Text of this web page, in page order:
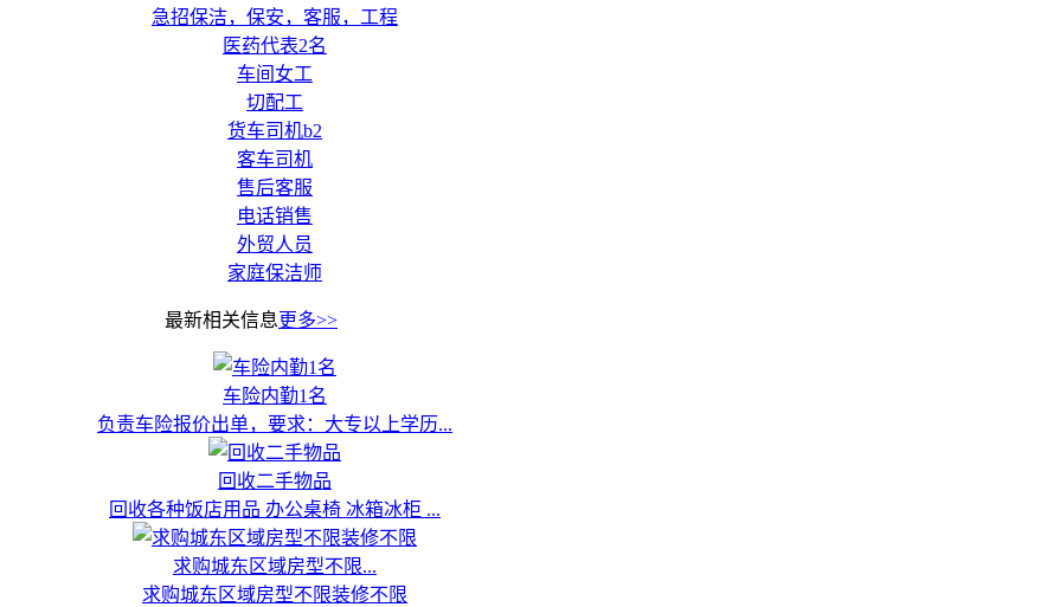
急招保洁，保安，客服，工程
医药代表2名
车间女工
切配工
货车司机b2
客车司机
售后客服
电话销售
外贸人员
家庭保洁师
最新相关信息更多>>
车险内勤1名
负责车险报价出单，要求：大专以上学历...
回收二手物品
回收各种饭店用品 办公桌椅 冰箱冰柜 ...
求购城东区域房型不限...
求购城东区域房型不限装修不限